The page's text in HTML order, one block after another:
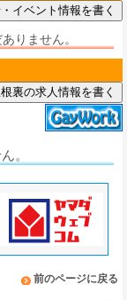
りません。
裏の求人情報を書く
。
前のページに戻る